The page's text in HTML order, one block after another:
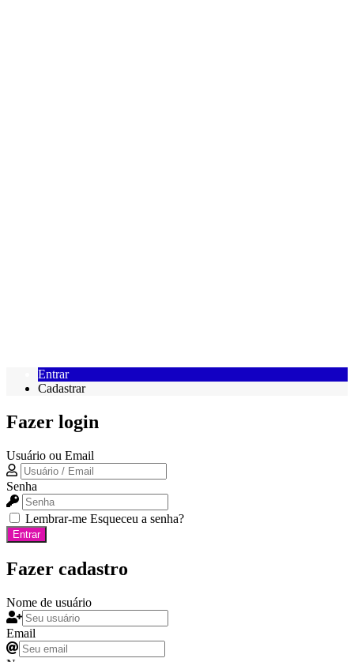
Entrar
Cadastrar
Fazer login
Usuário ou Email
Senha
Lembrar-me Esqueceu a senha?
Entrar
Fazer cadastro
Nome de usuário
Email